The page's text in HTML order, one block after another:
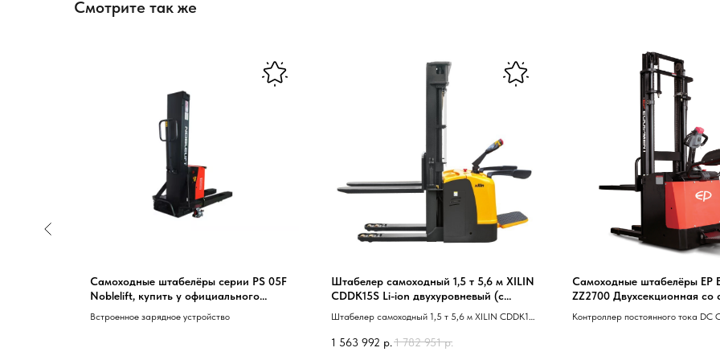
Смотрите так же
Самоходные штабелёры серии PS 05F
Noblelift, купить у официального
Встроенное зарядное устройство
Штабелер самоходный 1,5 т 5,6 м XILIN
CDDK15S Li-ion двухуровневый (с
платформой) 24/225 В/Ач
Штабелер самоходный 1,5 т 5,6 м XILIN CDDK15S
1 563 992 р. 1 782 951 р.
Самоходные штабелёры EP
ZZ2700 Двухсекционная со
Контроллер постоянного тока
Ваше имя
Оставьте заявку, наши специалисты
Нужна консультация